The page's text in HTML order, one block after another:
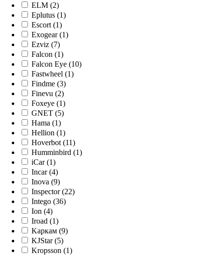
ELM (2)
Eplutus (1)
Escort (1)
Exogear (1)
Ezviz (7)
Falcon (1)
Falcon Eye (10)
Fastwheel (1)
Findme (3)
Finevu (2)
Foxeye (1)
GNET (5)
Hama (1)
Hellion (1)
Hoverbot (11)
Humminbird (1)
iCar (1)
Incar (4)
Inova (9)
Inspector (22)
Intego (36)
Ion (4)
Iroad (1)
Kaркам (9)
KJStar (5)
Kropsson (1)